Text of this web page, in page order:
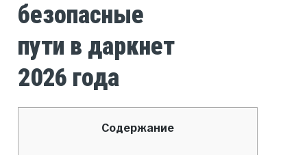
безопасные
пути в даркнет
2026 года
Содержание